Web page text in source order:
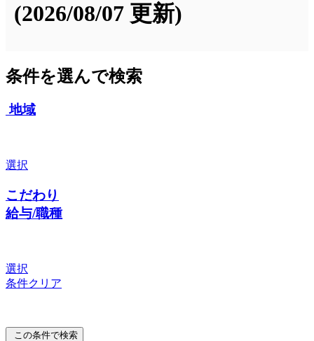
(2026/08/07 更新)
条件を選んで検索
地域
選択
こだわり
給与/職種
選択
条件クリア
この条件で検索